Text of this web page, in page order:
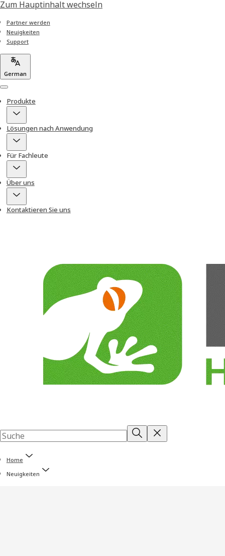
Zum Hauptinhalt wechseln
Partner werden
Neuigkeiten
Support
German
Menu
Produkte
Lösungen nach Anwendung
Für Fachleute
Über uns
Kontaktieren Sie uns
Home
Neuigkeiten